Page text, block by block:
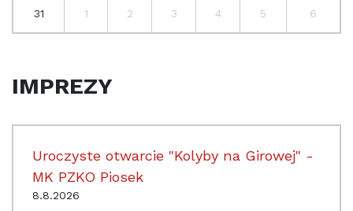
31 1 2 3 4 5 6
IMPREZY
Uroczyste otwarcie "Kolyby na Girowej" -
MK PZKO Piosek
8.8.2026